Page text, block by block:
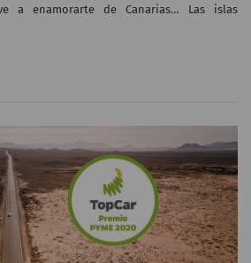
a enamorarte de Canarias… Las islas